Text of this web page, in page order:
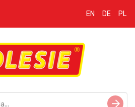
EN DE PL